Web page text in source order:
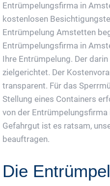
Entrümpelungsfirma in
kostenlosen
Entrümpelung Amstetten
Entrümpelungsfirma in
Ihre Entrümpelung. Der
zielgerichtet. Der
transparent. Für das
Stellung eines Containers
von der Entrümpelungsfirma
Gefahrgut ist es ratsam,
beauftragen.
Die